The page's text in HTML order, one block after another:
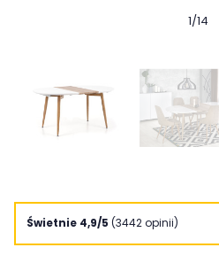
1/14
Świetnie 4,9/5 (3442 opinii)